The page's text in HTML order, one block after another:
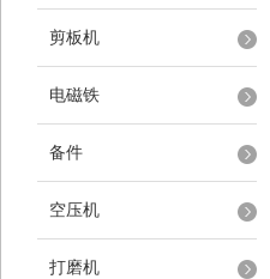
剪板机
电磁铁
备件
空压机
打磨机